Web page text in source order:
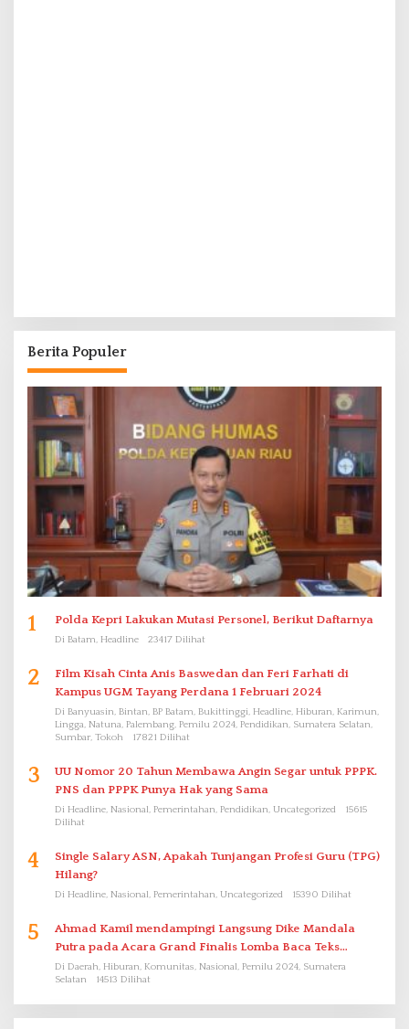
Berita Populer
1 Polda Kepri Lakukan Mutasi Personel, Berikut Daftarnya
Di Batam, Headline 23417 Dilihat
2
Film Kisah Cinta Anis Baswedan dan Feri Farhati di
Kampus UGM Tayang Perdana 1 Februari 2024
Di Banyuasin, Bintan, BP Batam, Bukittinggi, Headline, Hiburan, Karimun,
Lingga, Natuna, Palembang, Pemilu 2024, Pendidikan, Sumatera Selatan,
Sumbar, Tokoh
17821 Dilihat
3
UU Nomor 20 Tahun Membawa Angin Segar untuk PPPK.
PNS dan PPPK Punya Hak yang Sama
Di Headline, Nasional, Pemerintahan, Pendidikan, Uncategorized
15615
Dilihat
4
Single Salary ASN, Apakah Tunjangan Profesi Guru (TPG)
Hilang?
Di Headline, Nasional, Pemerintahan, Uncategorized 15390 Dilihat
5
Ahmad Kamil mendampingi Langsung Dike Mandala
Putra pada Acara Grand Finalis Lomba Baca Teks
Proklamasi Mirip Bung Karno di Bali
Di Daerah, Hiburan, Komunitas, Nasional, Pemilu 2024, Sumatera
Selatan
14513 Dilihat